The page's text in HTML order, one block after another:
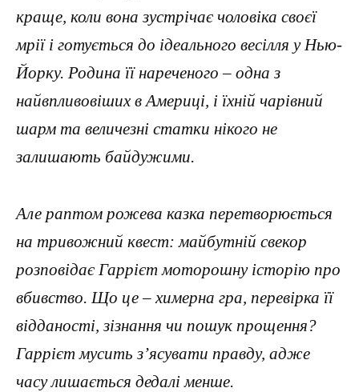
краще, коли вона зустрічає чоловіка своєї
мрії і готується до ідеального весілля у Нью-
Йорку. Родина її нареченого – одна з
найвпливовіших в Америці, і їхній чарівний
шарм та величезні статки нікого не
залишають байдужими.
Але раптом рожева казка перетворюється
на тривожний квест: майбутній свекор
розповідає Гаррієт моторошну історію про
вбивство. Що це – химерна гра, перевірка її
відданості, зізнання чи пошук прощення?
Гаррієт мусить з’ясувати правду, адже
часу лишається дедалі менше.